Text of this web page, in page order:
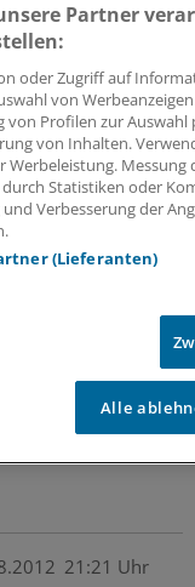
tatsächlichen
ein Mal
zum Handeln
Chance,
"Teile und
die Kollegen, die
an, weil sie
sind, sich
verbleibenden
den nächsten
dass es
der sie
der allgemeine
Messen gelesen
21:21 Uhr
Partner
oder Zugriff auf
von
von Profilen zur
von Inhalten.
Werbeleistung.
Statistiken oder
Verbesserung der
(Lieferanten)
Alle